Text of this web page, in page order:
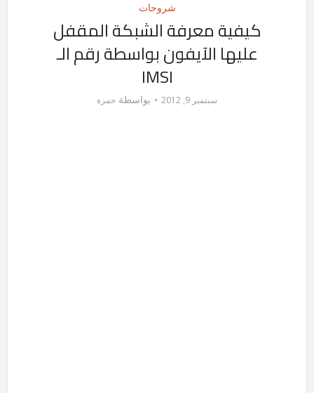
شروحات
كيفية معرفة الشبكة المقفل
عليها الآيفون بواسطة رقم الـ
IMSI
سبتمبر 9, 2012 بواسطة حمزة